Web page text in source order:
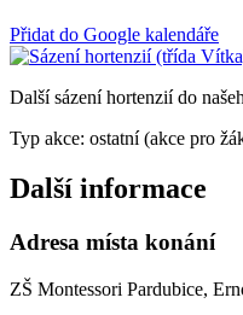
Přidat do Google kalendáře
Další sázení hortenzií do
Typ akce: ostatní (akce pro
Další informace
Adresa místa konání
ZŠ Montessori Pardubice,